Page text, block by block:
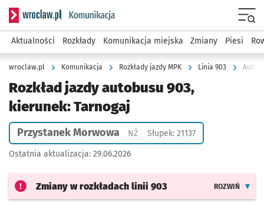
Serwis informacyjny wroclaw.pl podserwis: Komunikacja
Aktualności Rozkłady Komunikacja miejska Zmiany Piesi
wroclaw.pl Komunikacja Rozkłady jazdy MPK Linia 903
Rozkład jazdy autobusu 903,
kierunek: Tarnogaj
Przystanek Morwowa NŻPrzystanek na życzenie
Słupek: 21137
Ostatnia aktualizacja: 29.06.2026
Zmiany w rozkładach linii 903 ROZWIŃ